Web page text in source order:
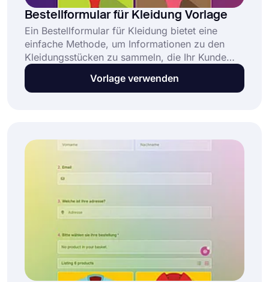
Bestellformular für Kleidung Vorlage
Ein Bestellformular für Kleidung bietet eine
einfache Methode, um Informationen zu den
Kleidungsstücken zu sammeln, die Ihr Kunde
kaufen möchte. Diese kostenlose und
vollständig anpassbare Vorlage für ein
Vorlage verwenden